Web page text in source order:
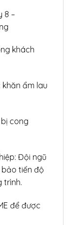
8 –
khách
khăn ẩm lau
cong
Đội ngũ
bảo tiến độ
trình.
để được